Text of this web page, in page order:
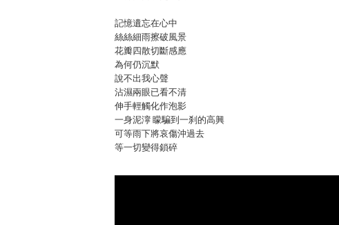
記憶遺忘在心中
絲絲細雨擦破風景
花瓣四散切斷感應
為何仍沉默
說不出我心聲
沾濕兩眼已看不清
伸手輕觸化作泡影
一身泥濘 矇騙到一刹的高興
可等雨下將哀傷沖過去
等一切變得鎖碎